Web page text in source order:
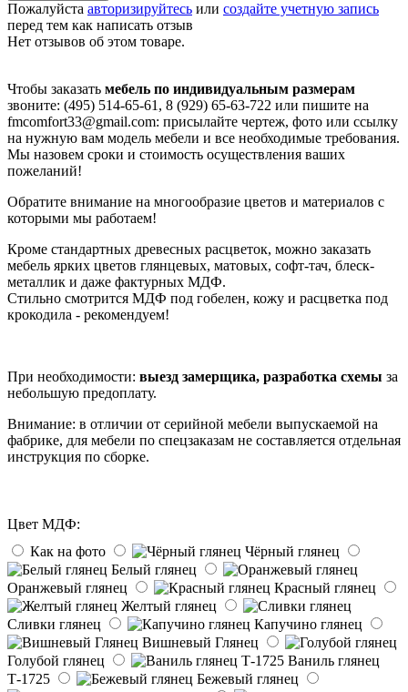
Пожалуйста авторизируйтесь или создайте учетную запись
перед тем как написать отзыв
Нет отзывов об этом товаре.
Чтобы заказать мебель по индивидуальным размерам
звоните: (495) 514-65-61, 8 (929) 65-63-722 или пишите на
fmcomfort33@gmail.com: присылайте чертеж, фото или ссылку
на нужную вам модель мебели и все необходимые требования.
Мы назовем сроки и стоимость осуществления ваших
пожеланий!
Обратите внимание на многообразие цветов и материалов с
которыми мы работаем!
Кроме стандартных древесных расцветок, можно заказать
мебель ярких цветов глянцевых, матовых, софт-тач, блеск-
металлик и даже фактурных МДФ.
Стильно смотрится МДФ под гобелен, кожу и расцветка под
крокодила - рекомендуем!
При необходимости: выезд замерщика, разработка схемы за
небольшую предоплату.
Внимание: в отличии от серийной мебели выпускаемой на
фабрике, для мебели по спецзаказам не составляется отдельная
инструкция по сборке.
Цвет МДФ:
Как на фото
Чёрный глянец
Белый глянец
Оранжевый глянец
Красный глянец
Желтый глянец
Сливки глянец
Капучино глянец
Вишневый Глянец
Голубой глянец
Ваниль глянец
Т-1725
Бежевый глянец